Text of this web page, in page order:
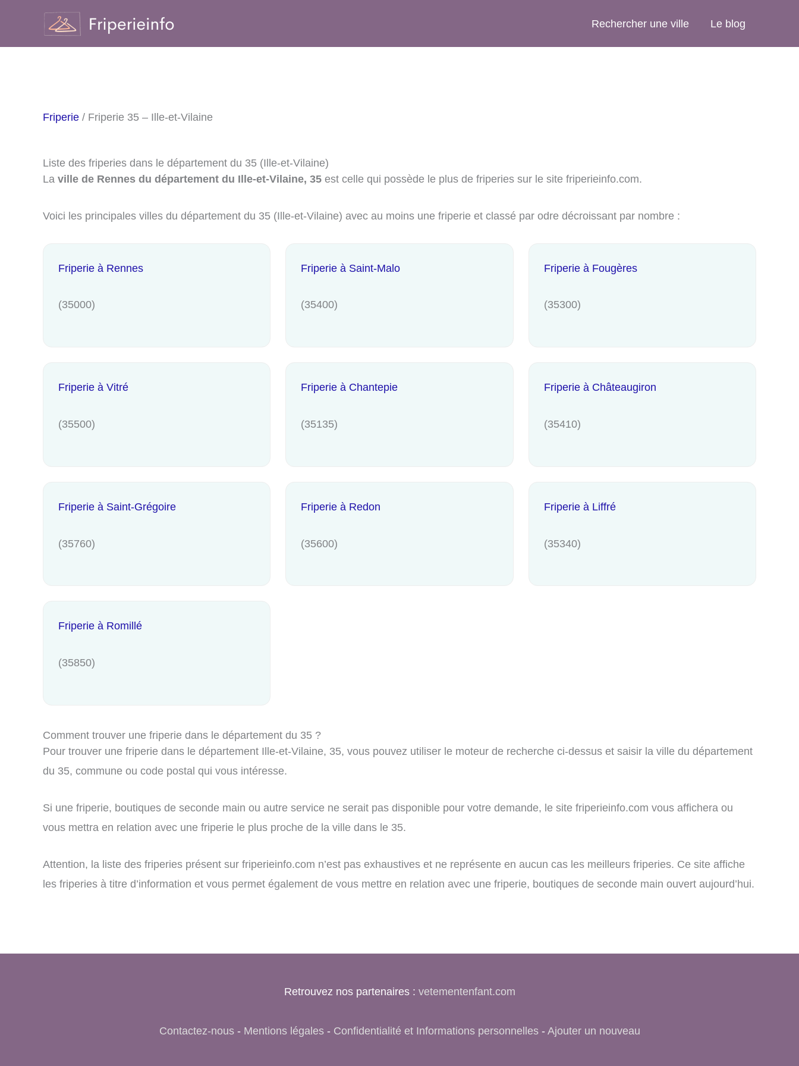
contenu
Rechercher une ville Le blog
Friperie / Friperie 35 – Ille-et-Vilaine
Liste des friperies dans le département du 35 (Ille-et-Vilaine)
La ville de Rennes du département du Ille-et-Vilaine, 35 est celle qui possède le plus de friperies sur le site friperieinfo.com.
Voici les principales villes du département du 35 (Ille-et-Vilaine) avec au moins une friperie et classé par odre décroissant par nombre :
Friperie à Rennes
(35000)
Friperie à Saint-Malo
(35400)
Friperie à Fougères
(35300)
Friperie à Vitré
(35500)
Friperie à Chantepie
(35135)
Friperie à Châteaugiron
(35410)
Friperie à Saint-Grégoire
(35760)
Friperie à Redon
(35600)
Friperie à Liffré
(35340)
Friperie à Romillé
(35850)
Comment trouver une friperie dans le département du 35 ?
Pour trouver une friperie dans le département Ille-et-Vilaine, 35, vous pouvez utiliser le moteur de recherche ci-dessus et saisir la ville du département
du 35, commune ou code postal qui vous intéresse.
Si une friperie, boutiques de seconde main ou autre service ne serait pas disponible pour votre demande, le site friperieinfo.com vous affichera ou
vous mettra en relation avec une friperie le plus proche de la ville dans le 35.
Attention, la liste des friperies présent sur friperieinfo.com n’est pas exhaustives et ne représente en aucun cas les meilleurs friperies. Ce site affiche
les friperies à titre d’information et vous permet également de vous mettre en relation avec une friperie, boutiques de seconde main ouvert aujourd’hui.
Retrouvez nos partenaires : vetementenfant.com
Contactez-nous- Mentions légales- Confidentialité et Informations personnelles- Ajouter un nouveau